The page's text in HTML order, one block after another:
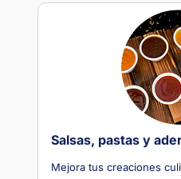
Salsas, pastas y
Mejora tus creaciones